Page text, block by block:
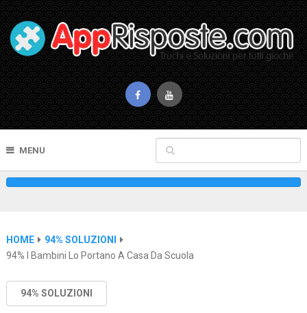
MENU
HOME
94% SOLUZIONI
94% I Bambini Lo Portano A Casa Da Scuola
94% SOLUZIONI